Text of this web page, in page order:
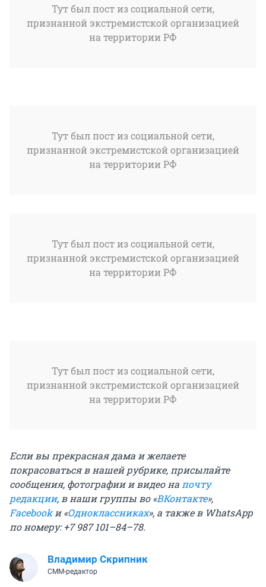
Тут был пост из социальной сети,
признанной экстремистской организацией
на территории РФ
Тут был пост из социальной сети,
признанной экстремистской организацией
на территории РФ
Тут был пост из социальной сети,
признанной экстремистской организацией
на территории РФ
Тут был пост из социальной сети,
признанной экстремистской организацией
на территории РФ
Если вы прекрасная дама и желаете
покрасоваться в нашей рубрике, присылайте
сообщения, фотографии и видео напочту
редакции, в наши группы во «ВКонтакте»,
Facebookи «Одноклассниках», а также в WhatsApp
по номеру: +7 987 101–84–78.
Владимир Скрипник
СММ-редактор